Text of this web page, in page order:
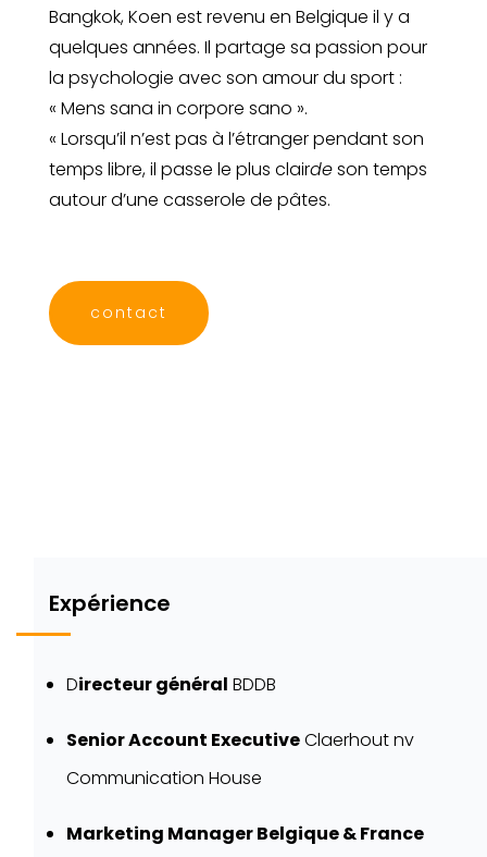
Bangkok, Koen est revenu en Belgique il y a
quelques années. Il partage sa passion pour
la psychologie avec son amour du sport :
« Mens sana in corpore sano ».
« Lorsqu’il n’est pas à l’étranger pendant son
temps libre, il passe le plus clairdeson temps
autour d’une casserole de pâtes.
contact
Expérience
Directeur général BDDB
Senior Account ExecutiveClaerhout nv
Communication House
Marketing Manager Belgique & France